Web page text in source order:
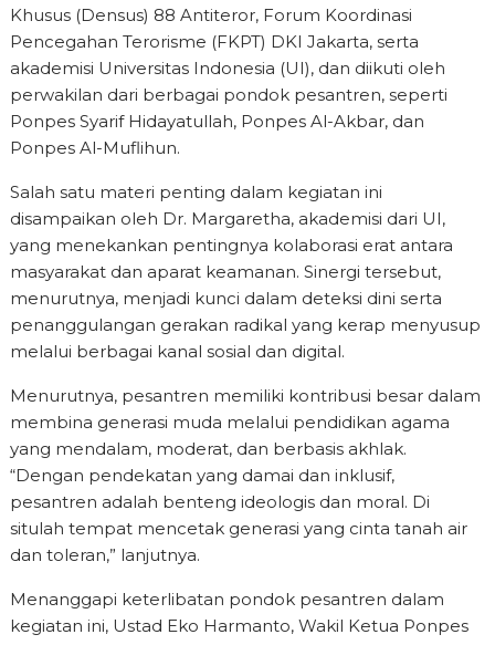
Khusus (Densus) 88 Antiteror, Forum Koordinasi
Pencegahan Terorisme (FKPT) DKI Jakarta, serta
akademisi Universitas Indonesia (UI), dan diikuti oleh
perwakilan dari berbagai pondok pesantren, seperti
Ponpes Syarif Hidayatullah, Ponpes Al-Akbar, dan
Ponpes Al-Muflihun.
Salah satu materi penting dalam kegiatan ini
disampaikan oleh Dr. Margaretha, akademisi dari UI,
yang menekankan pentingnya kolaborasi erat antara
masyarakat dan aparat keamanan. Sinergi tersebut,
menurutnya, menjadi kunci dalam deteksi dini serta
penanggulangan gerakan radikal yang kerap menyusup
melalui berbagai kanal sosial dan digital.
Menurutnya, pesantren memiliki kontribusi besar dalam
membina generasi muda melalui pendidikan agama
yang mendalam, moderat, dan berbasis akhlak.
“Dengan pendekatan yang damai dan inklusif,
pesantren adalah benteng ideologis dan moral. Di
situlah tempat mencetak generasi yang cinta tanah air
dan toleran,” lanjutnya.
Menanggapi keterlibatan pondok pesantren dalam
kegiatan ini, Ustad Eko Harmanto, Wakil Ketua Ponpes